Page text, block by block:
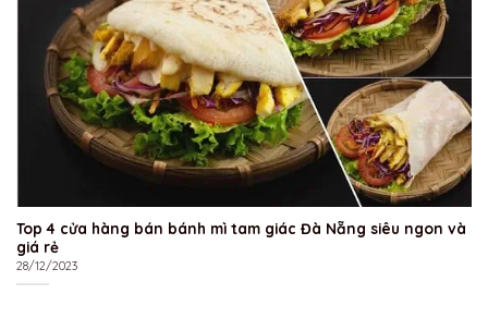
Top 4 cửa hàng bán bánh mì tam giác Đà Nẵng siêu ngon và
giá rẻ
28/12/2023